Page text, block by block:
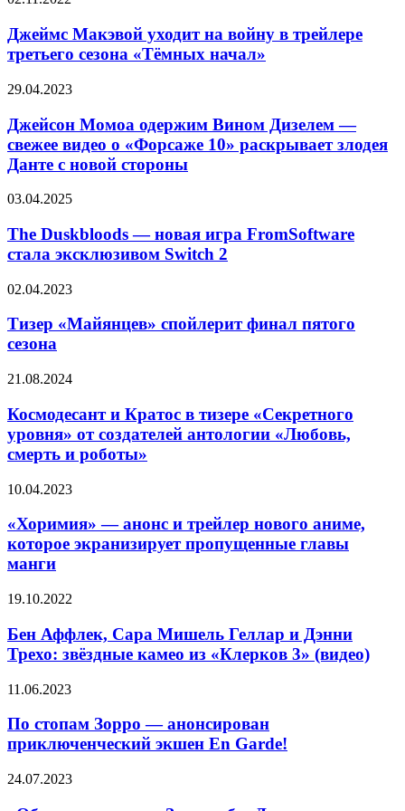
уходит
на
войну
трейлере
сезона
«Тёмных
начал»
Джеймс Макэвой уходит на войну в трейлере
третьего сезона «Тёмных начал»
Джейсон
одержим
Вином
Дизелем
—
видео
«Форсаже 10»
раскрывает
Данте
новой
стороны
29.04.2023
Джейсон Момоа одержим Вином Дизелем —
свежее видео о «Форсаже 10» раскрывает злодея
Данте с новой стороны
The
—
новая
игра
стала
Switch
2
03.04.2025
The Duskbloods — новая игра FromSoftware
стала эксклюзивом Switch 2
Тизер
спойлерит
финал
пятого
02.04.2023
Тизер «Майянцев» спойлерит финал пятого
сезона
Космодесант
Кратос
в
тизере
«Секретного
от
антологии
«Любовь,
смерть
и
21.08.2024
Космодесант и Кратос в тизере «Секретного
уровня» от создателей антологии «Любовь,
смерть и роботы»
«Хоримия»
анонс
трейлер
нового
которое
пропущенные
главы
манги
10.04.2023
«Хоримия» — анонс и трейлер нового аниме,
которое экранизирует пропущенные главы
манги
Бен
Сара
Мишель
Геллар
Дэнни
звёздные
камео
«Клерков
19.10.2022
Бен Аффлек, Сара Мишель Геллар и Дэнни
Трехо: звёздные камео из «Клерков 3» (видео)
По
Зорро
анонсирован
экшен
11.06.2023
По стопам Зорро — анонсирован
приключенческий экшен En Garde!
«Обратная
24.07.2023